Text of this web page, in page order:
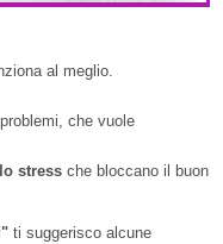
al meglio.
che vuole
lo stress che bloccano il buon
ti suggerisco alcune